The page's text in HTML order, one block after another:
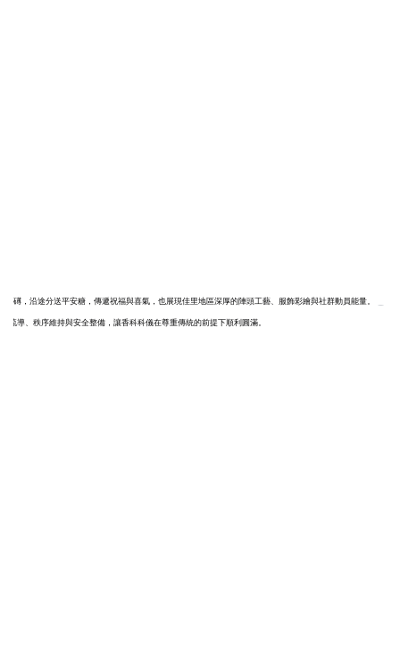
礡，沿途分送平安糖，傳遞祝福與喜氣，也展現佳里地區深厚的陣頭工藝、服飾彩繪與社群動員能量。
導、秩序維持與安全整備，讓香科科儀在尊重傳統的前提下順利圓滿。